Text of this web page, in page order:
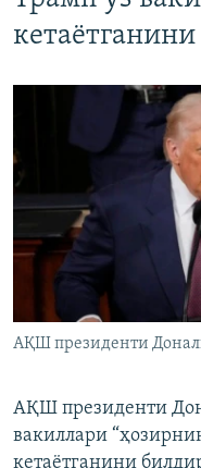
АҚШ президенти
АҚШ президенти
вакиллари
кетаётганини